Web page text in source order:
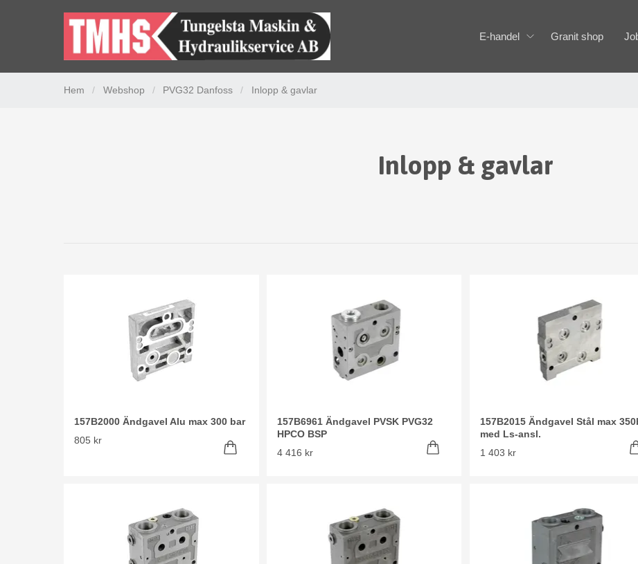
E-handel Granit shop
Hem / Webshop / PVG32 Danfoss / Inlopp & gavlar
Inlopp & gavlar
157B2000 Ändgavel Alu max 300 bar
805 kr
157B6961 Ändgavel PVSK PVG32
HPCO BSP
4 416 kr
157B2015 Ändgavel Stål max
med Ls-ansl.
1 403 kr